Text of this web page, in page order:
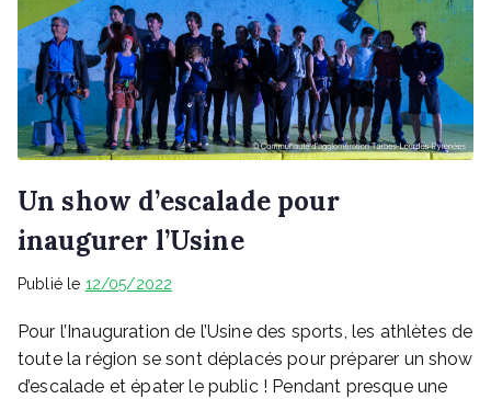
Un show d’escalade pour
inaugurer l’Usine
Publié le 12/05/2022
Pour l’Inauguration de l’Usine des sports, les athlètes de
toute la région se sont déplacés pour préparer un show
d’escalade et épater le public ! Pendant presque une